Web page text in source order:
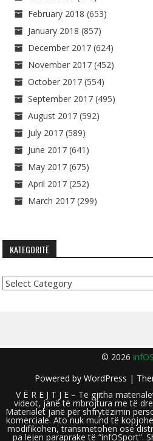
February 2018 (653)
January 2018 (857)
December 2017 (624)
November 2017 (452)
October 2017 (554)
September 2017 (495)
August 2017 (592)
July 2017 (589)
June 2017 (641)
May 2017 (675)
April 2017 (252)
March 2017 (299)
KATEGORITË
Kategoritë
© 2026
Powered by WordPress |
V Ë R E J T J E – Të gjitha
videot, janë të mbrojtura me të
Materialet janë për shfrytëzimin
komerciale. Ato nuk mund të
modifikohen, transmetohen ose
pa lejen paraprake të “infOSport”.